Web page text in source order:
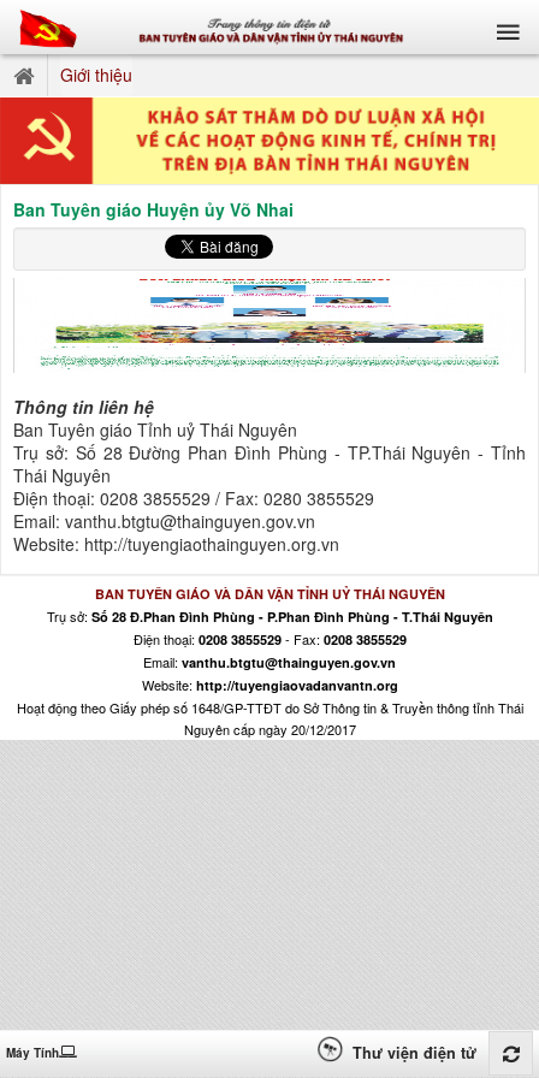
Giới thiệu
Ban Tuyên giáo Huyện ủy Võ Nhai
Thông tin liên hệ
Ban Tuyên giáo Tỉnh uỷ Thái Nguyên
Trụ sở: Số 28 Đường Phan Đình Phùng - TP.Thái Nguyên - Tỉnh
Thái Nguyên
Điện thoại: 0208 3855529 / Fax: 0280 3855529
Email: vanthu.btgtu@thainguyen.gov.vn
Website: http://tuyengiaothainguyen.org.vn
BAN TUYÊN GIÁO VÀ DÂN VẬN TỈNH UỶ THÁI NGUYÊN
Trụ sở: Số 28 Đ.Phan Đình Phùng - P.Phan Đình Phùng - T.Thái Nguyên
Điện thoại: 0208 3855529- Fax: 0208 3855529
Email: vanthu.btgtu@thainguyen.gov.vn
Website: http://tuyengiaovadanvantn.org
Hoạt động theo Giấy phép số 1648/GP-TTĐT do Sở Thông tin & Truyền thông tỉnh Thái
Nguyên cấp ngày 20/12/2017
Máy Tính Thư viện điện tử